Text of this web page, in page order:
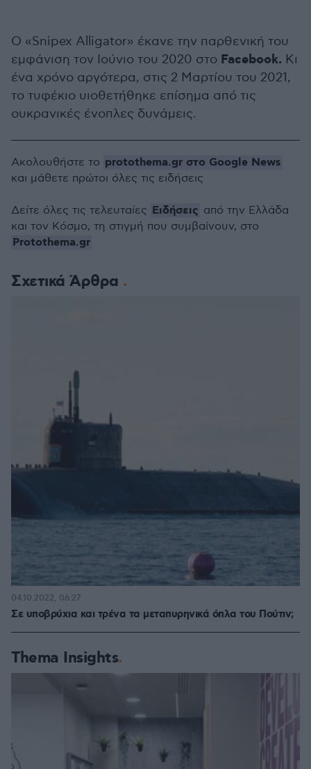
Ο «Snipex Alligator» έκανε την παρθενική του
εμφάνιση τον Ιούνιο του 2020 στο Facebook. Κι
ένα χρόνο αργότερα, στις 2 Μαρτίου του 2021,
το τυφέκιο υιοθετήθηκε επίσημα από τις
ουκρανικές ένοπλες δυνάμεις.
Σχετικά Άρθρα
Σε υποβρύχια και τρένα τα μεταπυρηνικά όπλα του Πούτιν;
04.10.2022, 06:27
Thema Insights
Ακολουθήστε το protothema.gr στο Google News
και μάθετε πρώτοι όλες τις ειδήσεις
Δείτε όλες τις τελευταίες Ειδήσεις από την Ελλάδα
και τον Κόσμο, τη στιγμή που συμβαίνουν, στο
Protothema.gr